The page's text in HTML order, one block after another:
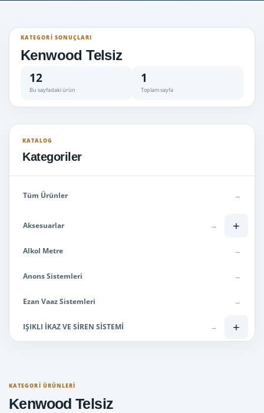
KATEGORI SONUÇLARI
Kenwood Telsiz
12
Bu sayfadaki ürün
1
Toplam sayfa
KATALOG
Kategoriler
Tüm Ürünler →
Aksesuarlar → +
Alkol Metre →
Anons Sistemleri →
Ezan Vaaz Sistemleri →
IŞIKLI İKAZ VE SİREN SİSTEMİ → +
Hytera Telsiz
İcom Telsiz
KATEGORI ÜRÜNLERI
Kenwood Telsiz